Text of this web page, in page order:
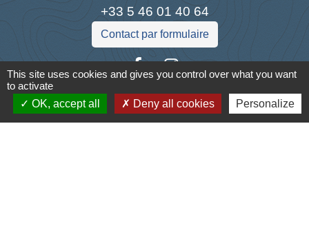
+33 5 46 01 40 64
Contact par formulaire
Liens
This site uses cookies and gives you control over what you want
to activate
OK, accept all
Deny all cookies Personalize